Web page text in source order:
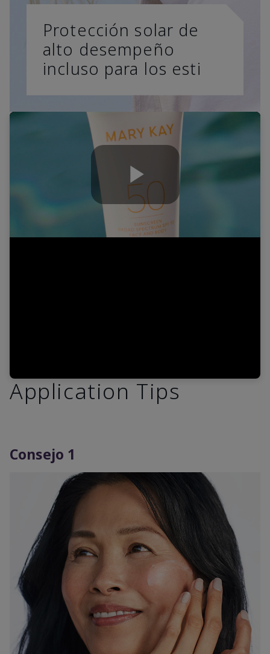
Protección solar de
alto desempeño
incluso para los esti
Play
Application Tips
Consejo 1